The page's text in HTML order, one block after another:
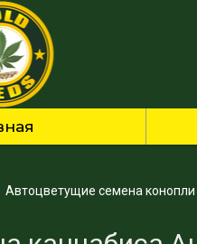
Автоцветущие семена конопли